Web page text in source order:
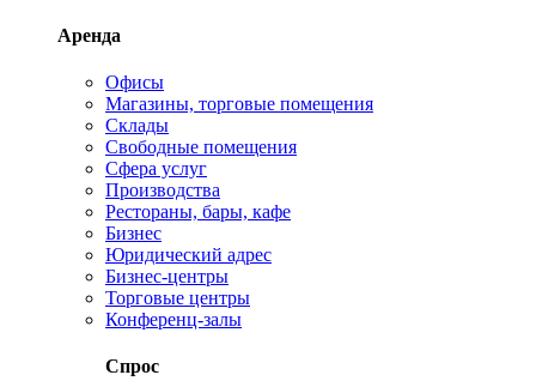
Аренда
Офисы
Магазины, торговые помещения
Склады
Свободные помещения
Сфера услуг
Производства
Рестораны, бары, кафе
Бизнес
Юридический адрес
Бизнес-центры
Торговые центры
Конференц-залы
Спрос